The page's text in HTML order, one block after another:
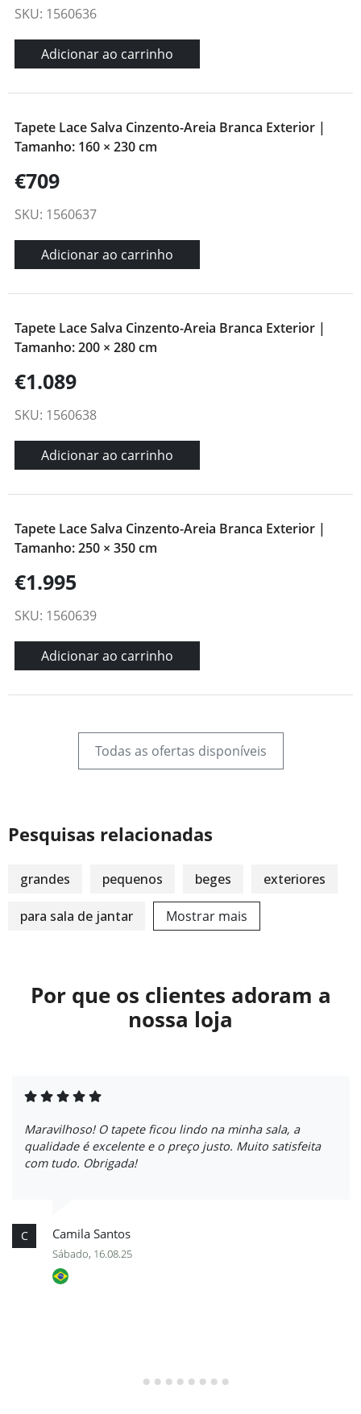
SKU: 1560636
Adicionar ao carrinho
Tapete Lace Salva Cinzento-Areia Branca Exterior |
Tamanho: 160 × 230 cm
€709
SKU: 1560637
Adicionar ao carrinho
Tapete Lace Salva Cinzento-Areia Branca Exterior |
Tamanho: 200 × 280 cm
€1.089
SKU: 1560638
Adicionar ao carrinho
Tapete Lace Salva Cinzento-Areia Branca Exterior |
Tamanho: 250 × 350 cm
€1.995
SKU: 1560639
Adicionar ao carrinho
Todas as ofertas disponíveis
Pesquisas relacionadas
grandes pequenos beges exteriores
para sala de jantar Mostrar mais
Por que os clientes adoram a
nossa loja
Maravilhoso! O tapete ficou lindo na minha sala, a
qualidade é excelente e o preço justo. Muito satisfeita
com tudo. Obrigada!
C Camila Santos
Sábado, 16.08.25